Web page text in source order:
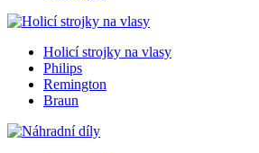
Holicí strojky na vlasy
Philips
Remington
Braun